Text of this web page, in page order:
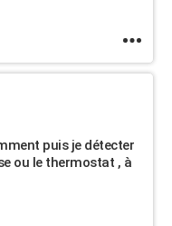
puis je détecter
ou le thermostat , à